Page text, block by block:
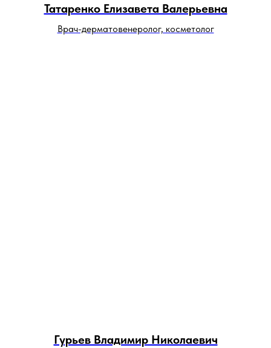
Татаренко Елизавета Валерьевна
Врач-дерматовенеролог, косметолог
Гурьев Владимир Николаевич